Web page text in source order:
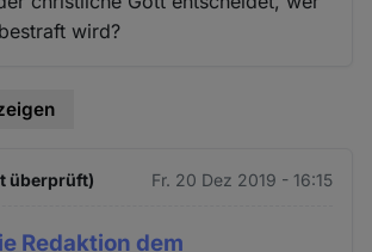
wird?
überprüft) Fr. 20 Dez 2019 - 16:15
Redaktion dem